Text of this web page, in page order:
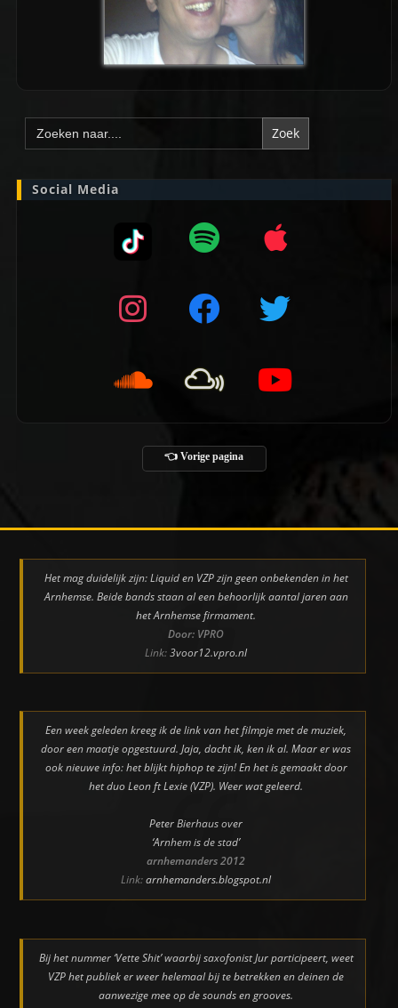
Zoek
naar:
Social Media
👈 Vorige pagina
Het mag duidelijk zijn: Liquid en VZP zijn geen onbekenden in het
Arnhemse. Beide bands staan al een behoorlijk aantal jaren aan
het Arnhemse firmament.
Door: VPRO
Link:3voor12.vpro.nl
Een week geleden kreeg ik de link van het filmpje met de muziek,
door een maatje opgestuurd. Jaja, dacht ik, ken ik al. Maar er was
ook nieuwe info: het blijkt hiphop te zijn! En het is gemaakt door
het duo Leon ft Lexie (VZP). Weer wat geleerd.
Peter Bierhaus over
‘Arnhem is de stad’
arnhemanders 2012
Link:arnhemanders.blogspot.nl
Bij het nummer ‘Vette Shit’ waarbij saxofonist Jur participeert, weet
VZP het publiek er weer helemaal bij te betrekken en deinen de
aanwezige mee op de sounds en grooves.